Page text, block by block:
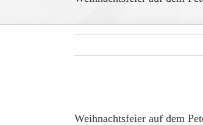
grösseres
Weihnachtsfeier auf dem